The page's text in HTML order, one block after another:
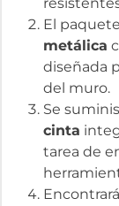
El
metálica
diseñada
del muro.
Se
cinta
tarea de